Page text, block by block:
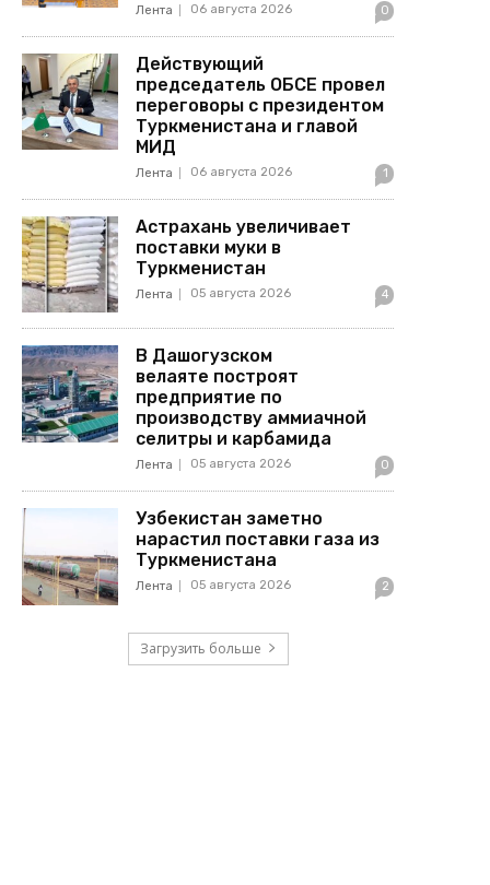
Лента 06 августа 2026 0
Действующий
председатель ОБСЕ провел
переговоры с президентом
Туркменистана и главой
МИД
Лента 06 августа 2026 1
Астрахань увеличивает
поставки муки в
Туркменистан
Лента 05 августа 2026 4
В Дашогузском
велаяте построят
предприятие по
производству аммиачной
селитры и карбамида
Лента 05 августа 2026 0
Узбекистан заметно
нарастил поставки газа из
Туркменистана
Лента 05 августа 2026 2
Загрузить больше